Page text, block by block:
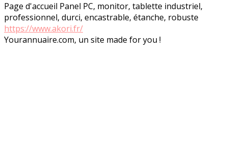
Page d'accueil Panel PC, monitor, tablette industriel,
professionnel, durci, encastrable, étanche, robuste
https://www.akori.fr/
Yourannuaire.com, un site made for you !